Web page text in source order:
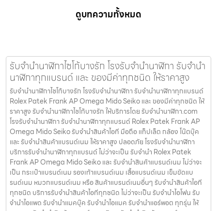
ดูบทความทั้งหมด
รับจำนำนาฬิกาไซโก้บางรัก โรงรับจำนำนาฬิกา รับจำนำ
นาฬิกาทุกแบรนด์ และ ของมีค่าทุกชนิด ให้ราคาสูง
รับจำนำนาฬิกาไซโก้บางรัก โรงรับจำนำนาฬิกา รับจำนำนาฬิกาทุกแบรนด์
Rolex Patek Frank AP Omega Mido Seiko และ ของมีค่าทุกชนิด ให้
ราคาสูง รับจำนำนาฬิกาไซโก้บางรัก ให้บริการโดย รับจํานํานาฬิกา.com
โรงรับจำนำนาฬิกา รับจำนำนาฬิกาทุกแบรนด์ Rolex Patek Frank AP
Omega Mido Seiko รับจำนำสินค้าไอที มือถือ แท็ปเล็ต กล้อง โน๊ตบุ๊ค
และ รับจำนำสินค้าแบรนด์เนม ให้ราคาสูง ปลอดภัย โรงรับจำนำนาฬิกา
บริการรับจำนำนาฬิกาทุกแบรนด์ ไม่ว่าจะเป็น รับจำนำ Rolex Patek
Frank AP Omega Mido Seiko และ รับจำนำสินค้าแบรนด์เนม ไม่ว่าจะ
เป็น กระเป๋าแบรนด์เนม รองเท้าแบรนด์เนม เสื้อแบรนด์เนม เข็มขัดแบ
รนด์เนม หมวกแบรนด์เนม หรือ สินค้าแบรนด์เนมอื่นๆ รับจำนำสินค้าไอที
ทุกชนิด บริการรับจำนำสินค้าไอทีทุกชนิด ไม่ว่าจะเป็น รับจำนำไอโฟน รับ
จำนำไอแพด รับจำนำแมคบุ๊ค รับจำนำไอแมค รับจำนำแอร์พอต ทุกรุ่น ให้